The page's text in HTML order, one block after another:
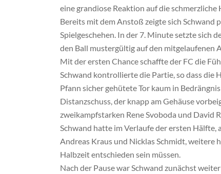
eine grandiose Reaktion auf die schmerzliche
Bereits mit dem Anstoß zeigte sich
Spielgeschehen. In der 7. Minute setzte sich
den Ball mustergültig auf den mitgelaufenen
Mit der ersten Chance schaffte der FC die
Schwand kontrollierte die Partie, so dass die
Pfann sicher gehütete Tor kaum in
Distanzschuss, der knapp am Gehäuse
zweikampfstarken Rene Svoboda und David
Schwand hatte im Verlaufe der ersten
Andreas Kraus und Nicklas Schmidt, weitere
Halbzeit entschieden sein müssen.
Nach der Pause war Schwand zunächst